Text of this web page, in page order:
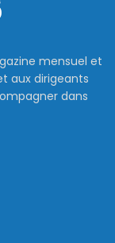
mensuel et
aux dirigeants
dans